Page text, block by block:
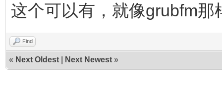
这个可以有，就像grubfm那
Find
« Next Oldest Next Newest »